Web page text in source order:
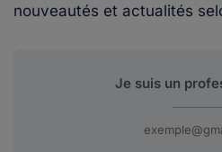
nouveautés et actualités